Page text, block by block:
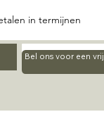
Home
Bel ons voor een
in termijnen